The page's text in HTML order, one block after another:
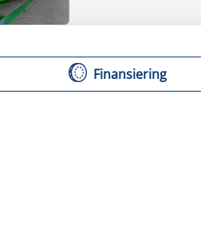
Finansiering